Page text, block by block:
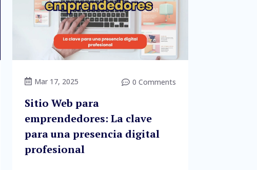
 Mar 17, 2025  0 Comments
Sitio Web para
emprendedores: La clave
para una presencia digital
profesional